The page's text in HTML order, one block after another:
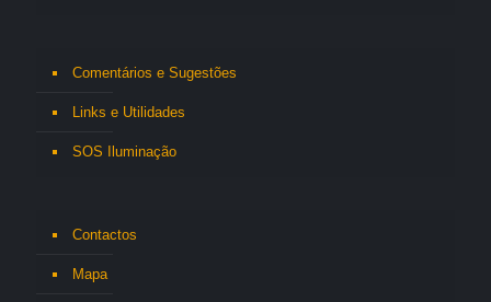
Comentários e Sugestões
Links e Utilidades
SOS Iluminação
Contactos
Mapa